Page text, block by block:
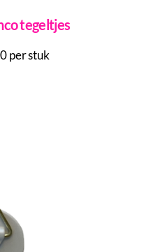
tegeltjes
per stuk